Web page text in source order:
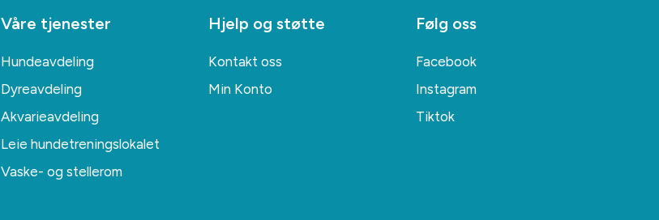
Våre tjenester
Hundeavdeling
Dyreavdeling
Akvarieavdeling
Leie hundetreningslokalet
Vaske- og stellerom
Hjelp og støtte
Kontakt oss
Min Konto
Følg oss
Facebook
Instagram
Tiktok